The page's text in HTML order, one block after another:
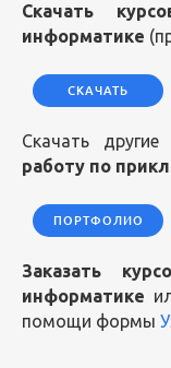
Скачать
информатике
СКАЧАТЬ
Скачать
работу по
ПОРТФОЛИО
Заказать
информатике
помощи формы